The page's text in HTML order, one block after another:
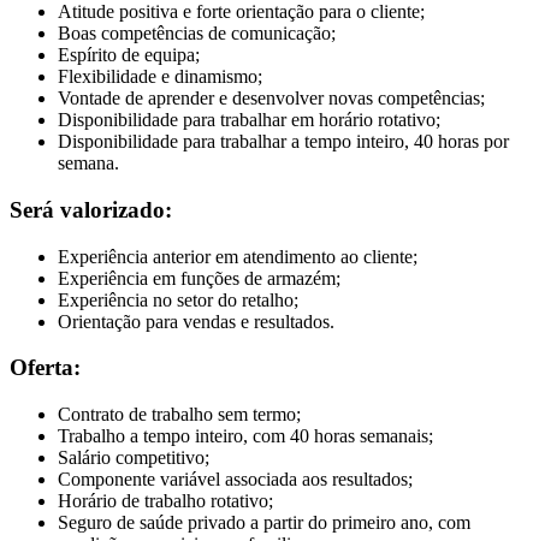
Atitude positiva e forte orientação para o cliente;
Boas competências de comunicação;
Espírito de equipa;
Flexibilidade e dinamismo;
Vontade de aprender e desenvolver novas competências;
Disponibilidade para trabalhar em horário rotativo;
Disponibilidade para trabalhar a tempo inteiro, 40 horas por
semana.
Será valorizado:
Experiência anterior em atendimento ao cliente;
Experiência em funções de armazém;
Experiência no setor do retalho;
Orientação para vendas e resultados.
Oferta:
Contrato de trabalho sem termo;
Trabalho a tempo inteiro, com 40 horas semanais;
Salário competitivo;
Componente variável associada aos resultados;
Horário de trabalho rotativo;
Seguro de saúde privado a partir do primeiro ano, com